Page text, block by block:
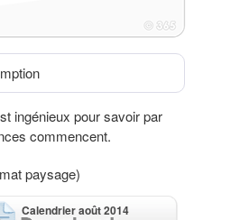
ingénieux pour savoir par
commencent.
paysage)
Calendrier août 2014